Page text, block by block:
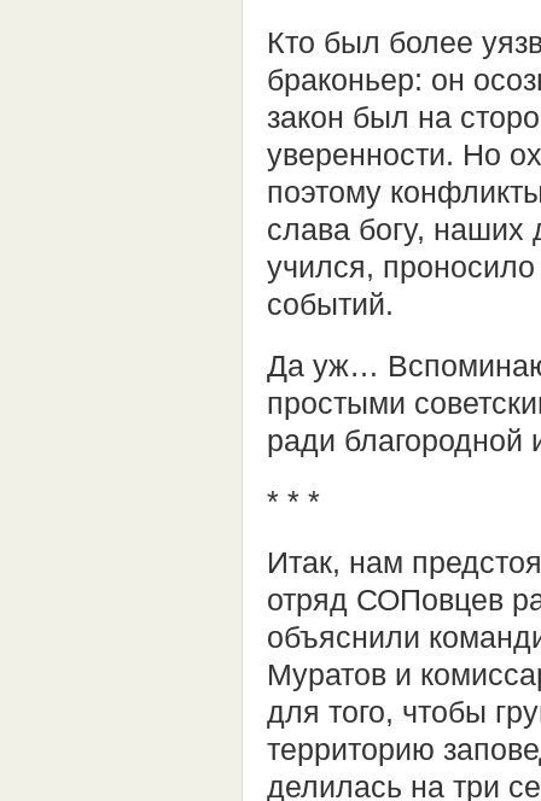
Кто был более
браконьер: он
закон был на
уверенности. Но
поэтому
слава богу, наших
учился,
событий.
Да уж…
простыми
ради благородной
* * *
Итак, нам
отряд СОПовцев
объяснили
Муратов и
для того, чтобы
территорию
делилась на три